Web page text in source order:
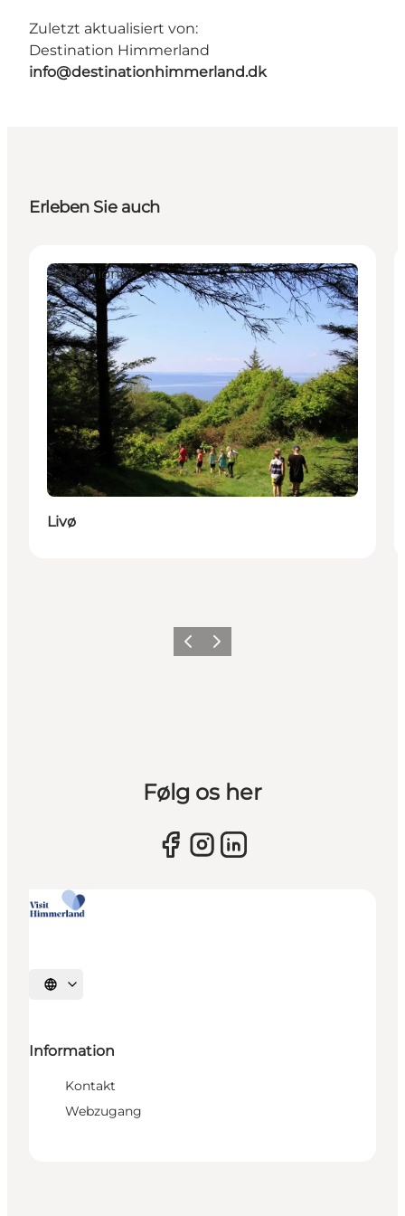
Zuletzt aktualisiert von:
Destination Himmerland
info@destinationhimmerland.dk
Erleben Sie auch
Attraktionen
Livø
Vorherige Folie
Nächste Folie
Følg os her
Sprache auswählen
Information
Kontakt
Webzugang